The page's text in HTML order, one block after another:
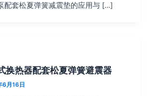
配套松夏弹簧减震垫的应用与 […]
换热器配套松夏弹簧避震器
6月16日